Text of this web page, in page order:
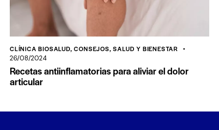
CLÍNICA BIOSALUD,CONSEJOS,SALUD Y BIENESTAR
26/08/2024
Recetas antiinflamatorias para aliviar el dolor
articular